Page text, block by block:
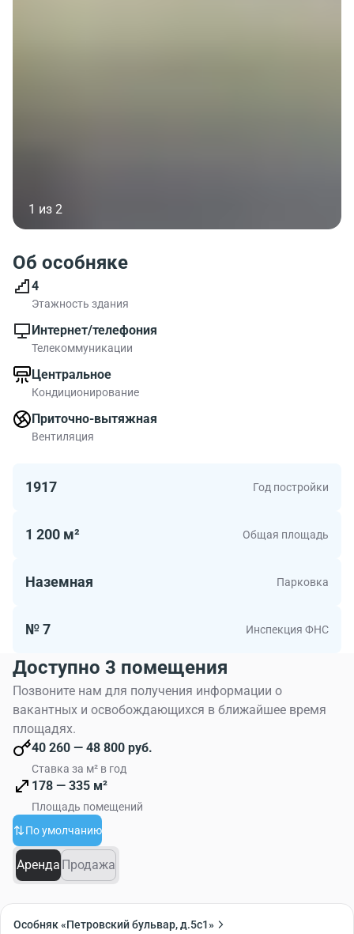
1 из 2
Об особняке
4
Этажность здания
Интернет/телефония
Телекоммуникации
Центральное
Кондиционирование
Приточно-вытяжная
Вентиляция
1917 Год постройки
1 200 м² Общая площадь
Наземная Парковка
№ 7 Инспекция ФНС
Доступно 3 помещения
Позвоните нам для получения информации о
вакантных и освобождающихся в ближайшее время
площадях.
40 260 — 48 800 руб.
Ставка за м² в год
178 — 335 м²
Площадь помещений
По умолчанию
Аренда Продажа
Особняк «Петровский бульвар, д.5с1»